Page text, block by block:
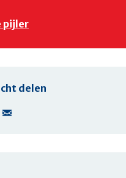
pijler
delen